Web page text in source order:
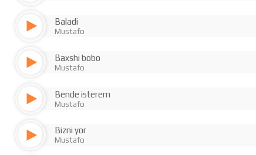
Baladi
Mustafo
Baxshi bobo
Mustafo
Bende isterem
Mustafo
Bizni yor
Mustafo